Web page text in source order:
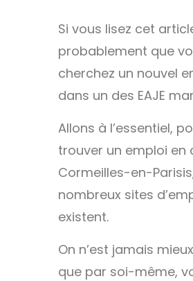
Si vous lisez cet
probablement que
cherchez un nouvel
dans un des EAJE
Allons à l’essentiel,
trouver un emploi en
Cormeilles-en-
nombreux sites
existent.
On n’est jamais
que par soi-même,